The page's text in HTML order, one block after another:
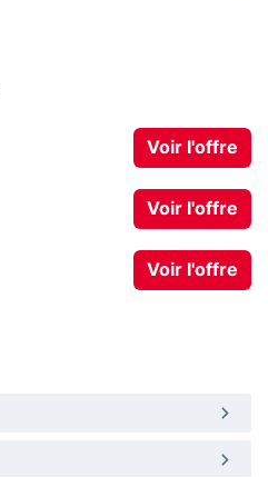
Voir l'offre
Voir l'offre
Voir l'offre